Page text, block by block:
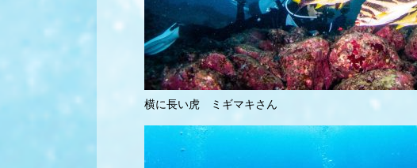
横に長い虎 ミギマキさん